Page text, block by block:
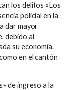
los delitos «Los
policial en la
dar mayor
debido al
su economía.
en el cantón
de ingreso a la